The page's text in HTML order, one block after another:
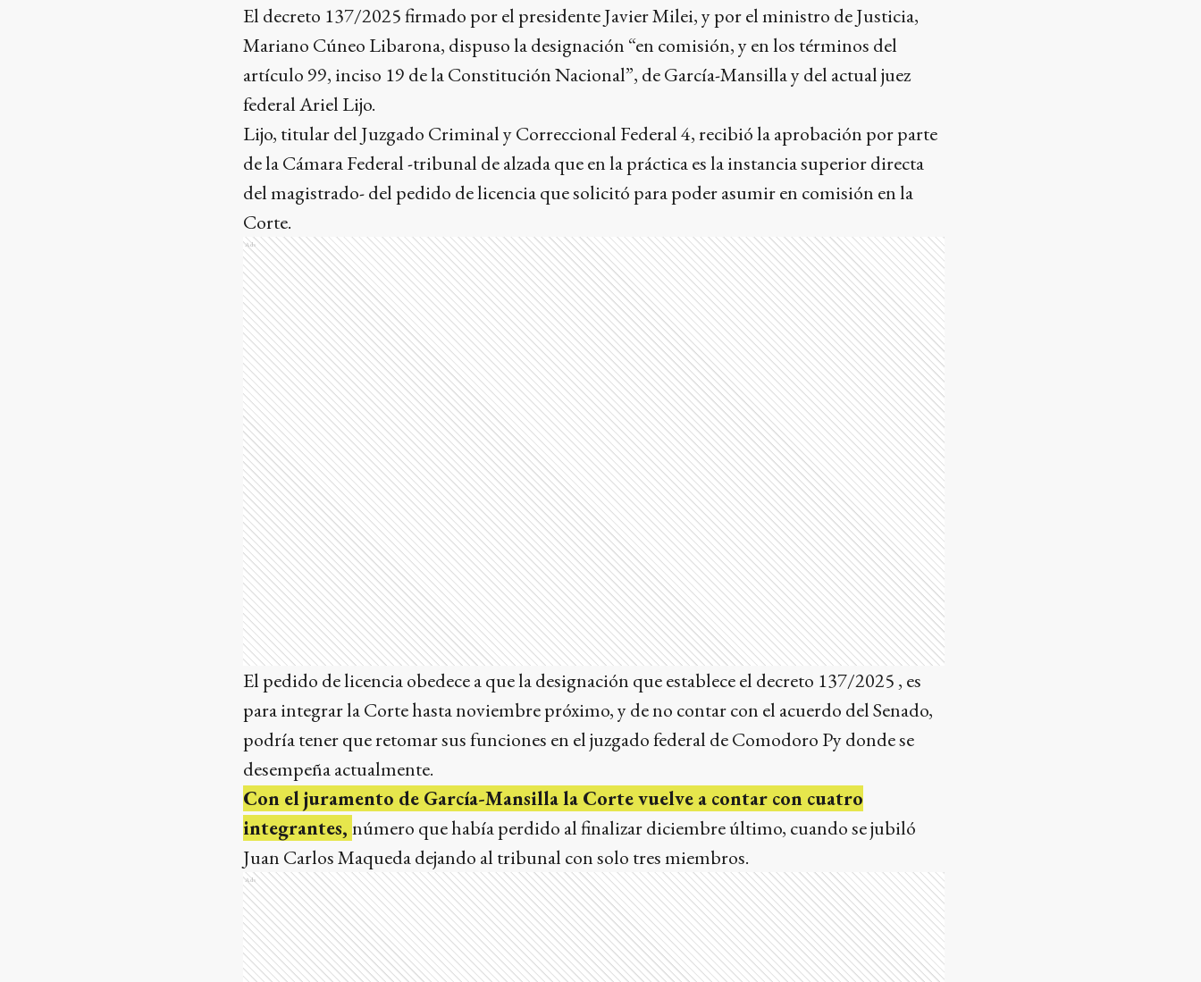
El decreto 137/2025 firmado por el presidente Javier Milei, y por el ministro de Justicia,
Mariano Cúneo Libarona, dispuso la designación “en comisión, y en los términos del
artículo 99, inciso 19 de la Constitución Nacional”, de García-Mansilla y del actual juez
federal Ariel Lijo.
Lijo, titular del Juzgado Criminal y Correccional Federal 4, recibió la aprobación por parte
de la Cámara Federal -tribunal de alzada que en la práctica es la instancia superior directa
del magistrado- del pedido de licencia que solicitó para poder asumir en comisión en la
Corte.
Ads
El pedido de licencia obedece a que la designación que establece el decreto 137/2025 , es
para integrar la Corte hasta noviembre próximo, y de no contar con el acuerdo del Senado,
podría tener que retomar sus funciones en el juzgado federal de Comodoro Py donde se
desempeña actualmente.
Con el juramento de García-Mansilla la Corte vuelve a contar con cuatro
integrantes, número que había perdido al finalizar diciembre último, cuando se jubiló
Juan Carlos Maqueda dejando al tribunal con solo tres miembros.
Ads